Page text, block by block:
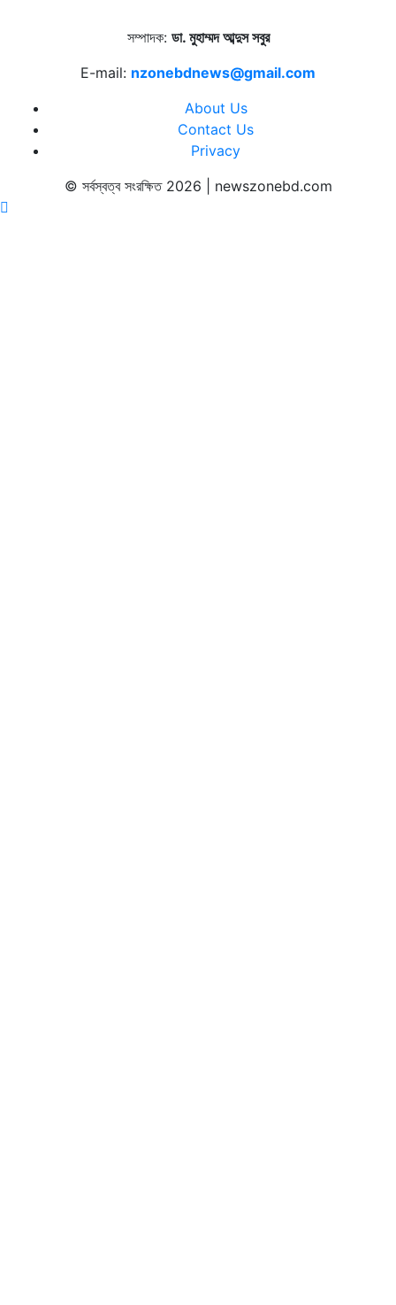
সম্পাদক: ডা. মুহাম্মদ আব্দুস সবুর
E-mail: nzonebdnews@gmail.com
About Us
Contact Us
Privacy
© সর্বস্বত্ব সংরক্ষিত 2026 | newszonebd.com